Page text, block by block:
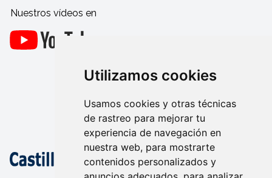
Utilizamos cookies
Usamos cookies y otras técnicas
de rastreo para mejorar tu
experiencia de navegación en
nuestra web, para mostrarte
contenidos personalizados y
Nuestros vídeos en